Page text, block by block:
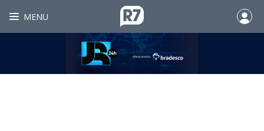
MENU